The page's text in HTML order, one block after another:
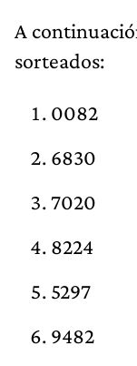
A
sorteados:
0082
6830
7020
8224
5297
9482